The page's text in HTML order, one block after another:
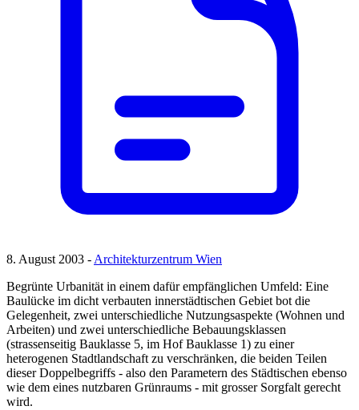
8. August 2003 -Architekturzentrum Wien
Begrünte Urbanität in einem dafür empfänglichen Umfeld: Eine
Baulücke im dicht verbauten innerstädtischen Gebiet bot die
Gelegenheit, zwei unterschiedliche Nutzungsaspekte (Wohnen und
Arbeiten) und zwei unterschiedliche Bebauungsklassen
(strassenseitig Bauklasse 5, im Hof Bauklasse 1) zu einer
heterogenen Stadtlandschaft zu verschränken, die beiden Teilen
dieser Doppelbegriffs - also den Parametern des Städtischen ebenso
wie dem eines nutzbaren Grünraums - mit grosser Sorgfalt gerecht
wird.